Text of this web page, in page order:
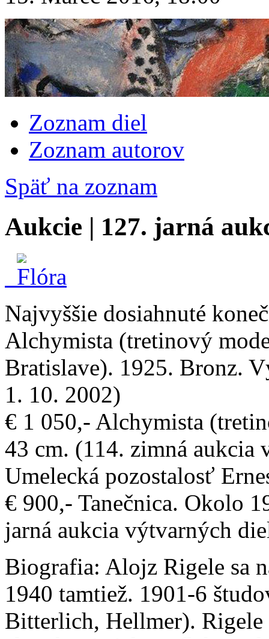
Zoznam diel
Zoznam autorov
Späť na zoznam
Aukcie | 127. jarná
Najvyššie dosiahnuté
Alchymista (tretinový
Bratislave). 1925. Bronz.
1. 10. 2002)
€ 1 050,- Alchymista
43 cm. (114. zimná aukcia
Umelecká pozostalosť
€ 900,- Tanečnica. Okolo
jarná aukcia výtvarných
Biografia: Alojz Rigele sa
1940 tamtiež. 1901-6
Bitterlich, Hellmer).